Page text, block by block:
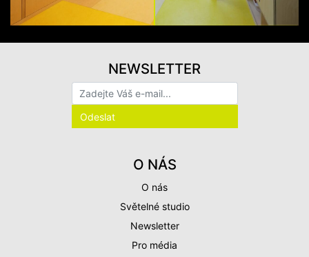
O NÁS
O nás
Světelné studio
Newsletter
Pro média
NEWSLETTER